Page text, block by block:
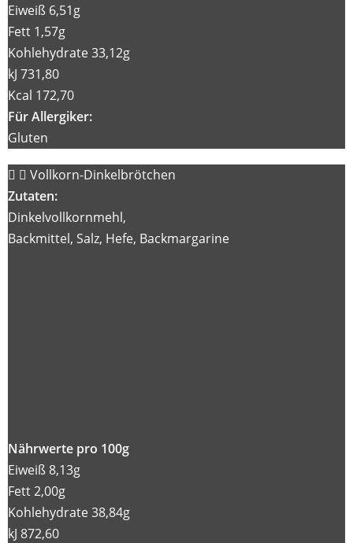
Eiweiß 6,51g
Fett 1,57g
Kohlehydrate 33,12g
kJ 731,80
Kcal 172,70
Für Allergiker:
Gluten
Vollkorn-Dinkelbrötchen
Zutaten:
Dinkelvollkornmehl,
Backmittel, Salz, Hefe, Backmargarine
Nährwerte pro 100g
Eiweiß 8,13g
Fett 2,00g
Kohlehydrate 38,84g
kJ 872,60